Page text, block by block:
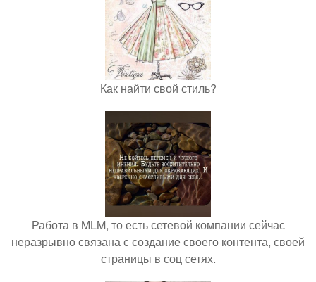
Как найти свой стиль?
Работа в MLM, то есть сетевой компании сейчас
неразрывно связана с создание своего контента, своей
страницы в соц сетях.